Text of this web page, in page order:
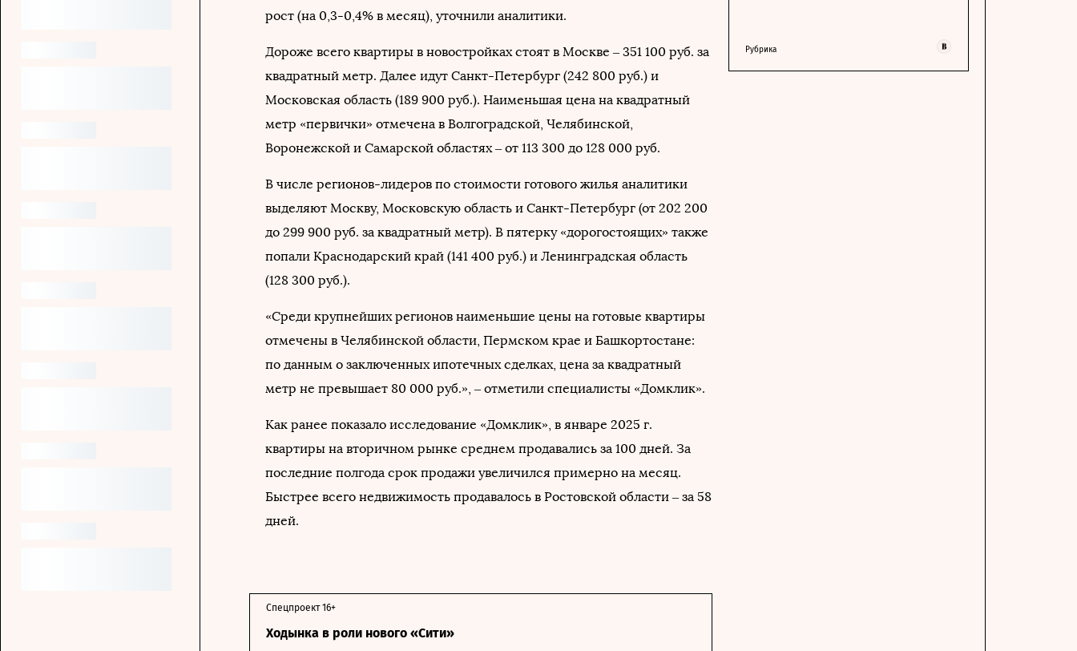
рост (на 0,3-0,4% в месяц), уточнили аналитики.
Дороже всего квартиры в новостройках стоят в Москве – 351 100 руб. за
квадратный метр. Далее идут Санкт-Петербург (242 800 руб.) и
Московская область (189 900 руб.). Наименьшая цена на квадратный
метр «первички» отмечена в Волгоградской, Челябинской,
Воронежской и Самарской областях – от 113 300 до 128 000 руб.
В числе регионов-лидеров по стоимости готового жилья аналитики
выделяют Москву, Московскую область и Санкт-Петербург (от 202 200
до 299 900 руб. за квадратный метр). В пятерку «дорогостоящих» также
попали Краснодарский край (141 400 руб.) и Ленинградская область
(128 300 руб.).
«Среди крупнейших регионов наименьшие цены на готовые квартиры
отмечены в Челябинской области, Пермском крае и Башкортостане:
по данным о заключенных ипотечных сделках, цена за квадратный
метр не превышает 80 000 руб.», – отметили специалисты «Домклик».
Как ранее показало исследование «Домклик», в январе 2025 г.
квартиры на вторичном рынке среднем продавались за 100 дней. За
последние полгода срок продажи увеличился примерно на месяц.
Быстрее всего недвижимость продавалось в Ростовской области – за 58
дней.
Ходынка в роли нового «Сити»
Спецпроект 16+
Рубрика